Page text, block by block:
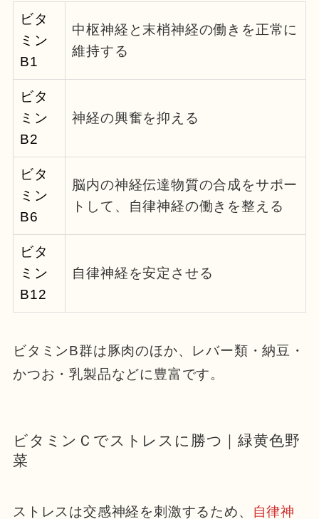
ビタ
ミン
B1
中枢神経と末梢神経の働きを正常に
維持する
ビタ
ミン
B2
神経の興奮を抑える
ビタ
ミン
B6
脳内の神経伝達物質の合成をサポー
トして、自律神経の働きを整える
ビタ
ミン
B12
自律神経を安定させる
ビタミンB群は豚肉のほか、レバー類・納豆・
かつお・乳製品などに豊富です。
ビタミンＣでストレスに勝つ｜緑黄色野
菜
ストレスは交感神経を刺激するため、 自律神